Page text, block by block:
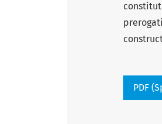
PDF